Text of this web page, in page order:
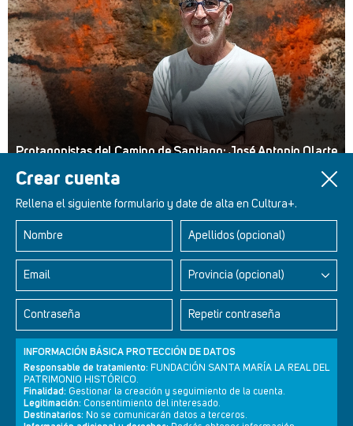
Crear cuenta
Rellena el siguiente formulario y date de alta en Cultura+.
Nombre Apellidos (opcional)
Email Provincia (opcional)
Contraseña Repetir contraseña
INFORMACIÓN BÁSICA PROTECCIÓN DE DATOS
Responsable de tratamiento: FUNDACIÓN SANTA MARÍA LA REAL DEL
PATRIMONIO HISTÓRICO.
Finalidad: Gestionar la creación y seguimiento de la cuenta.
Legitimación: Consentimiento del interesado.
Destinatarios: No se comunicarán datos a terceros.
Protagonistas del Camino de Santiago: José Antonio Olarte
Retablos Renacentistas Este de León